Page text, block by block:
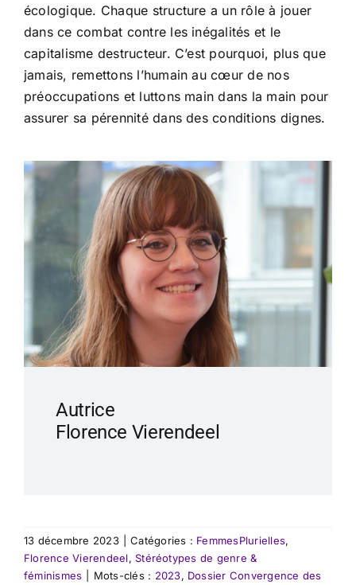
écologique. Chaque structure a un rôle à jouer
dans ce combat contre les inégalités et le
capitalisme destructeur. C’est pourquoi, plus que
jamais, remettons l’humain au cœur de nos
préoccupations et luttons main dans la main pour
assurer sa pérennité dans des conditions dignes.
Autrice
Florence Vierendeel
13 décembre 2023 Catégories : FemmesPlurielles,
Florence Vierendeel,Stéréotypes de genre &
féminismes
Mots-clés : 2023, Dossier Convergence des